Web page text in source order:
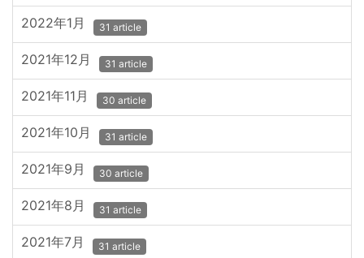
2022年1月 31 article
2021年12月 31 article
2021年11月 30 article
2021年10月 31 article
2021年9月 30 article
2021年8月 31 article
2021年7月 31 article